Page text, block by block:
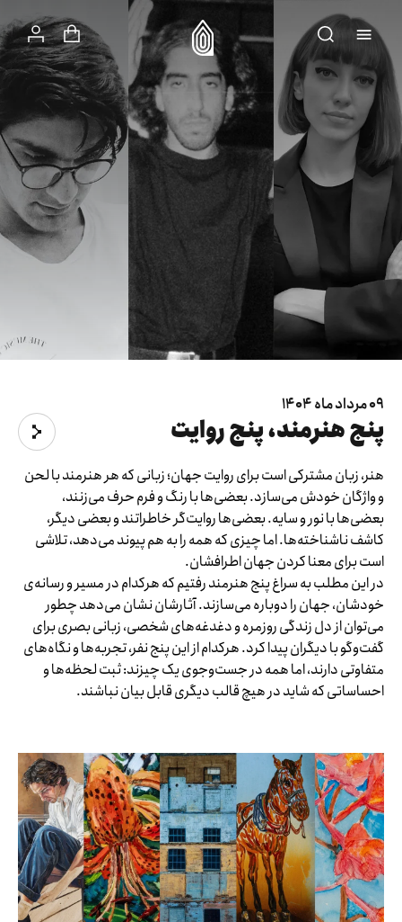
09 مرداد ماه 1404
پنج هنرمند، پنج روایت
هنر، زبان مشترکی است برای روایت جهان؛ زبانی که هر هنرمند با لحن
و واژگان خودش می‌سازد. بعضی‌ها با رنگ و فرم حرف می‌زنند،
بعضی‌ها با نور و سایه. بعضی‌ها روایت‌گر خاطراتند و بعضی دیگر،
کاشف ناشناخته‌ها. اما چیزی که همه را به هم پیوند می‌دهد، تلاشی
است برای معنا کردن جهان اطرافشان.
در این مطلب به سراغ پنج هنرمند رفتیم که هرکدام در مسیر و رسانه‌ی
خودشان، جهان را دوباره می‌سازند. آثارشان نشان می‌دهد چطور
می‌توان از دل زندگی روزمره و دغدغه‌های شخصی، زبانی بصری برای
گفت‌وگو با دیگران پیدا کرد. هرکدام از این پنج نفر، تجربه‌ها و نگاه‌های
متفاوتی دارند، اما همه در جست‌وجوی یک چیزند: ثبت لحظه‌ها و
احساساتی که شاید در هیچ قالب دیگری قابل بیان نباشند.